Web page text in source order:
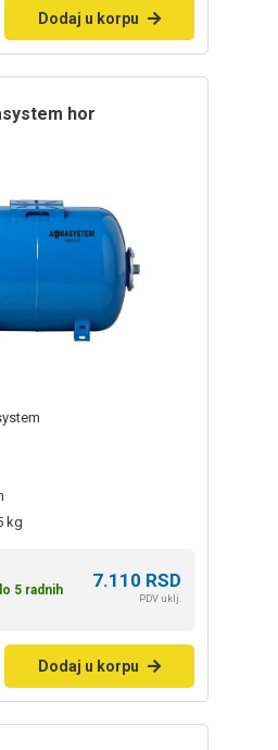
Dodaj u korpu
hor
kg
5 radnih
7.110 RSD
PDV uklj.
Dodaj u korpu